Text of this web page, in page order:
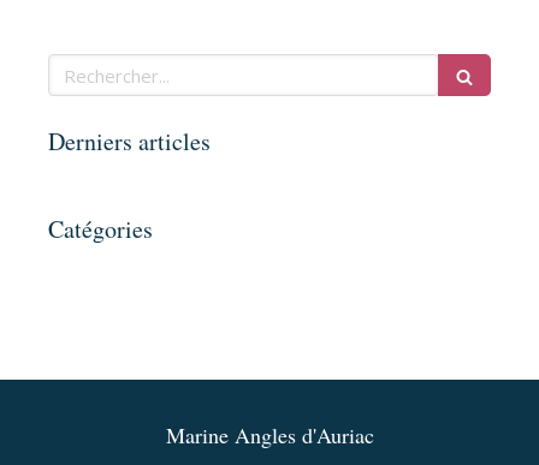
Rechercher
Derniers articles
Catégories
Marine Angles d'Auriac